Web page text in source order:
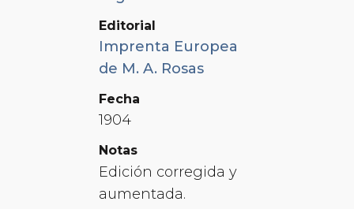
Editorial
Imprenta Europea
de M. A. Rosas
Fecha
1904
Notas
Edición corregida y
aumentada.